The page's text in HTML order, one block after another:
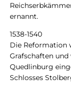
ernannt.
1538-1540
Die Reformation
Grafschaften
Quedlinburg
Schlosses